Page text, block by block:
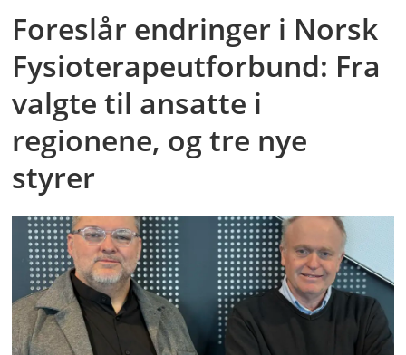
Foreslår endringer i Norsk
Fysioterapeutforbund: Fra
valgte til ansatte i
regionene, og tre nye
styrer